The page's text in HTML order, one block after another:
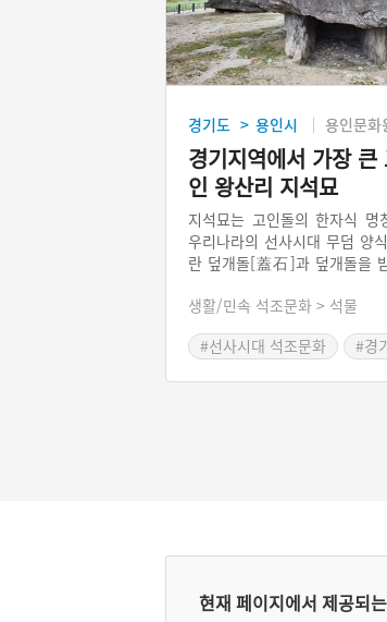
경기도 > 용인시 용인문화
경기지역에서 가장 큰
인 왕산리 지석묘
지석묘는 고인돌의 한자식 명
우리나라의 선사시대 무덤 양
란 덮개돌[蓋石]과 덮개돌을
가 우리나라에 있다는 사실을
은 우리나라에서 가장 쉽게 만
중 하나이다. 경기도 용인시 왕
생활/민속 석조문화 > 석물
#선사시대 석조문화
#경
현재 페이지에서 제공되